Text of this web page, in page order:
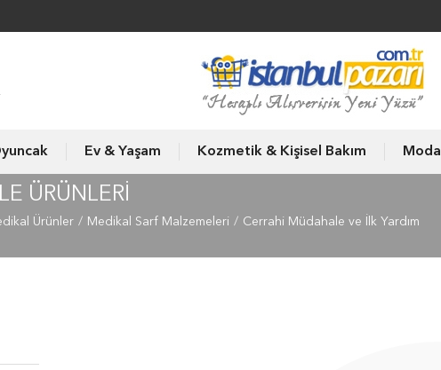
Ev & Yaşam Kozmetik & Kişisel Bakım Moda
ÜRÜNLERI
Ürünler Medikal Sarf Malzemeleri Cerrahi Müdahale ve İlk Yardım